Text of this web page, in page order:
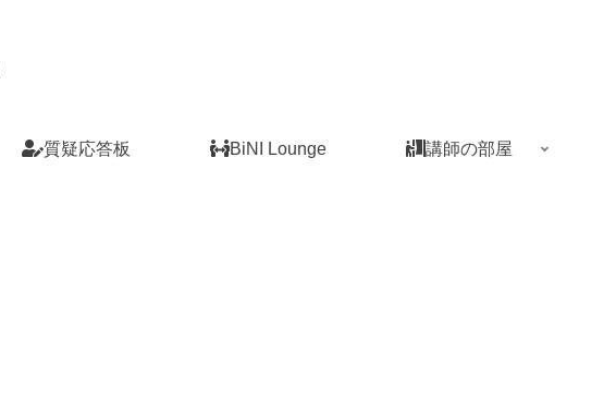
質疑応答板 BiNI Lounge 講師の部屋